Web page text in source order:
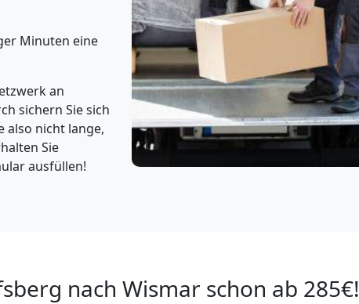
Minuten eine
an
sichern Sie sich
also nicht lange,
Sie
ausfüllen!
nach Wismar schon ab 285€!